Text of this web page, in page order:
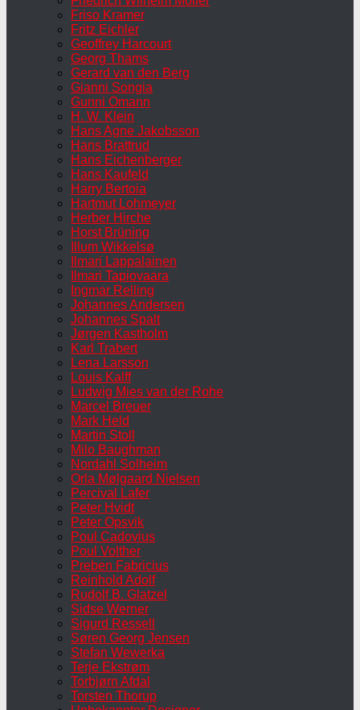
Friso Kramer
Fritz Eichler
Geoffrey Harcourt
Georg Thams
Gerard van den Berg
Gianni Songia
Gunni Omann
H. W. Klein
Hans Agne Jakobsson
Hans Brattrud
Hans Eichenberger
Hans Kaufeld
Harry Bertoia
Hartmut Lohmeyer
Herber Hirche
Horst Brüning
Illum Wikkelsø
Ilmari Lappalainen
Ilmari Tapiovaara
Ingmar Relling
Johannes Andersen
Johannes Spalt
Jørgen Kastholm
Karl Trabert
Lena Larsson
Louis Kalff
Ludwig Mies van der Rohe
Marcel Breuer
Mark Held
Martin Stoll
Milo Baughman
Nordahl Solheim
Orla Mølgaard Nielsen
Percival Lafer
Peter Hvidt
Peter Opsvik
Poul Cadovius
Poul Volther
Preben Fabricius
Reinhold Adolf
Rudolf B. Glatzel
Sidse Werner
Sigurd Ressell
Søren Georg Jensen
Stefan Wewerka
Terje Ekstrøm
Torbjørn Afdal
Torsten Thorup